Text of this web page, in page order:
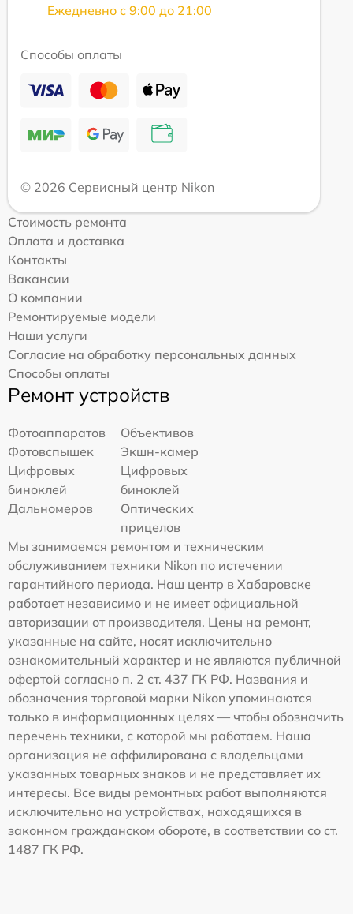
Ежедневно с 9:00 до 21:00
Способы оплаты
© 2026 Сервисный центр Nikon
Стоимость ремонта
Оплата и доставка
Контакты
Вакансии
О компании
Ремонтируемые модели
Наши услуги
Согласие на обработку персональных данных
Способы оплаты
Ремонт устройств
Фотоаппаратов
Объективов
Фотовспышек
Экшн-камер
Цифровых
биноклей
Цифровых
биноклей
Дальномеров
Оптических
прицелов
Мы занимаемся ремонтом и техническим
обслуживанием техники Nikon по истечении
гарантийного периода. Наш центр в Хабаровске
работает независимо и не имеет официальной
авторизации от производителя. Цены на ремонт,
указанные на сайте, носят исключительно
ознакомительный характер и не являются публичной
офертой согласно п. 2 ст. 437 ГК РФ. Названия и
обозначения торговой марки Nikon упоминаются
только в информационных целях — чтобы обозначить
перечень техники, с которой мы работаем. Наша
организация не аффилирована с владельцами
указанных товарных знаков и не представляет их
интересы. Все виды ремонтных работ выполняются
исключительно на устройствах, находящихся в
законном гражданском обороте, в соответствии со ст.
1487 ГК РФ.